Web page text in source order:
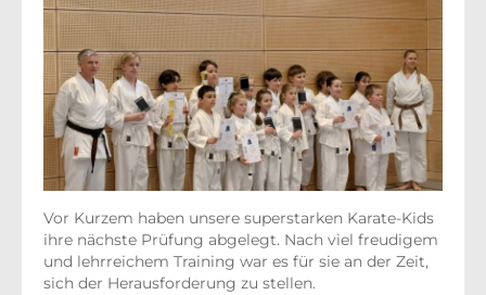
Vor Kurzem haben unsere superstarken Karate-Kids
ihre nächste Prüfung abgelegt. Nach viel freudigem
und lehrreichem Training war es für sie an der Zeit,
sich der Herausforderung zu stellen.